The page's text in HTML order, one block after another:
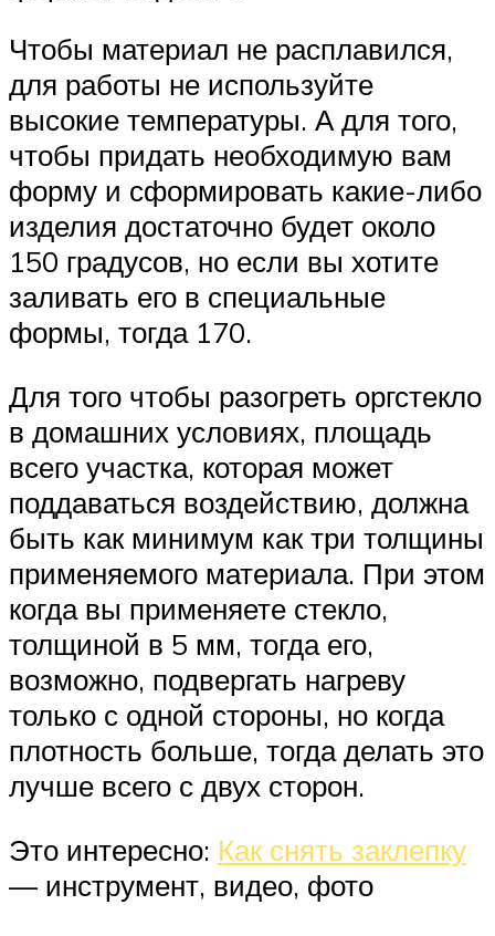
Чтобы материал не расплавился,
для работы не используйте
высокие температуры. А для того,
чтобы придать необходимую вам
форму и сформировать какие-либо
изделия достаточно будет около
150 градусов, но если вы хотите
заливать его в специальные
формы, тогда 170.
Для того чтобы разогреть оргстекло
в домашних условиях, площадь
всего участка, которая может
поддаваться воздействию, должна
быть как минимум как три толщины
применяемого материала. При этом
когда вы применяете стекло,
толщиной в 5 мм, тогда его,
возможно, подвергать нагреву
только с одной стороны, но когда
плотность больше, тогда делать это
лучше всего с двух сторон.
Это интересно: Как снять заклепку
— инструмент, видео, фото